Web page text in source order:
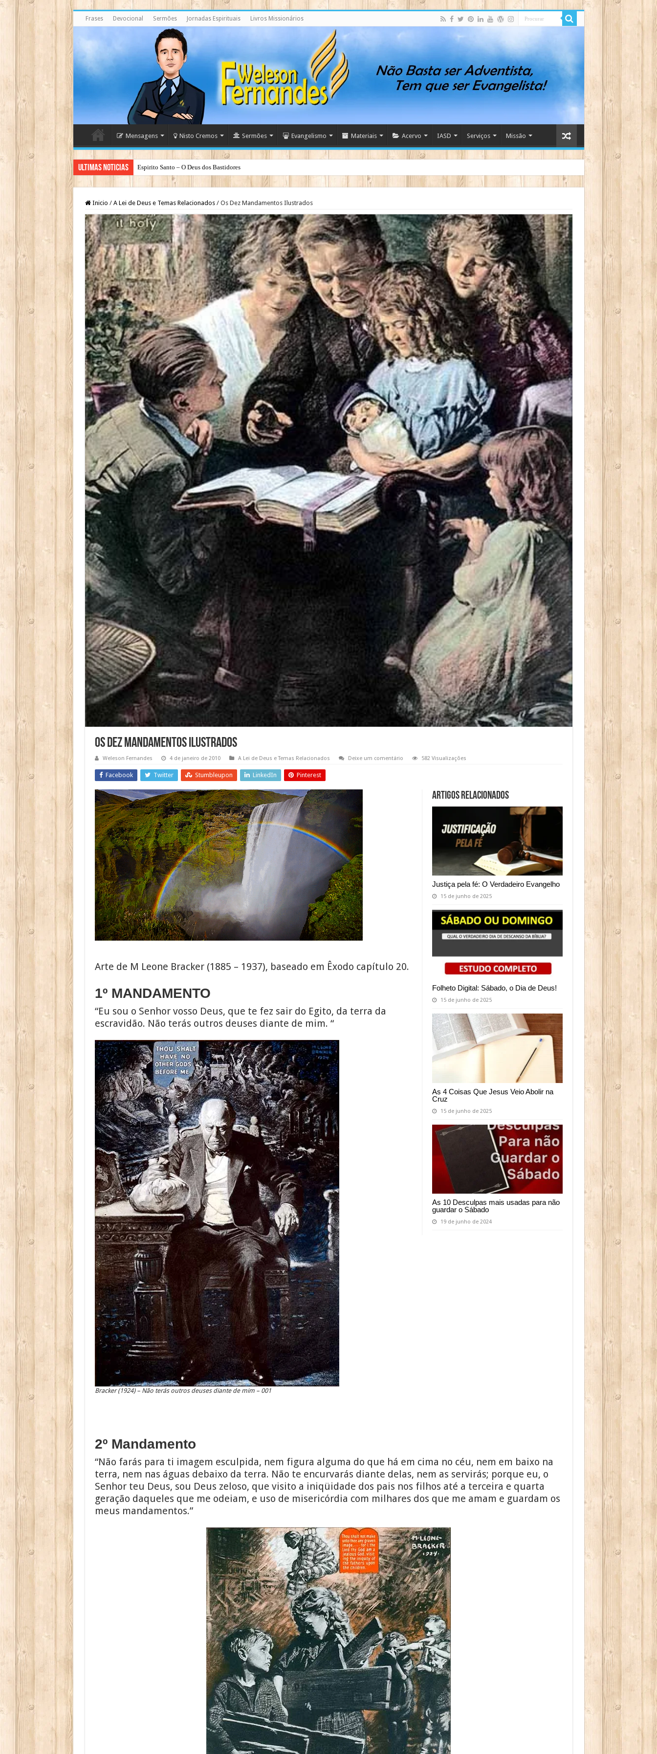
Frases Devocional Sermões Jornadas Espirituais Livros Missionários
Mensagens Nisto Cremos Sermões Evangelismo Materiais Acervo IASD Serviços Missão
Ultimas Noticias Espirito Santo – O Deus dos Bastidores
Inicio / A Lei de Deus e Temas Relacionados / Os Dez Mandamentos Ilustrados
Os Dez Mandamentos Ilustrados
Weleson Fernandes 4 de janeiro de 2010 A Lei de Deus e Temas Relacionados Deixe um comentário 582 Visualizações
Facebook Twitter Stumbleupon LinkedIn Pinterest
Artigos relacionados
Justiça pela fé: O Verdadeiro Evangelho
15 de junho de 2025
Folheto Digital: Sábado, o Dia de Deus!
15 de junho de 2025
As 4 Coisas Que Jesus Veio Abolir na
Cruz
15 de junho de 2025
As 10 Desculpas mais usadas para não
guardar o Sábado
19 de junho de 2024
Arte de M Leone Bracker (1885 – 1937), baseado em Êxodo capítulo 20.
1º MANDAMENTO
“Eu sou o Senhor vosso Deus, que te fez sair do Egito, da terra da
escravidão. Não terás outros deuses diante de mim. “
Bracker (1924) – Não terás outros deuses diante de mim – 001
2º Mandamento
“Não farás para ti imagem esculpida, nem figura alguma do que há em cima no céu, nem em baixo na
terra, nem nas águas debaixo da terra. Não te encurvarás diante delas, nem as servirás; porque eu, o
Senhor teu Deus, sou Deus zeloso, que visito a iniqüidade dos pais nos filhos até a terceira e quarta
geração daqueles que me odeiam, e uso de misericórdia com milhares dos que me amam e guardam os
meus mandamentos.”